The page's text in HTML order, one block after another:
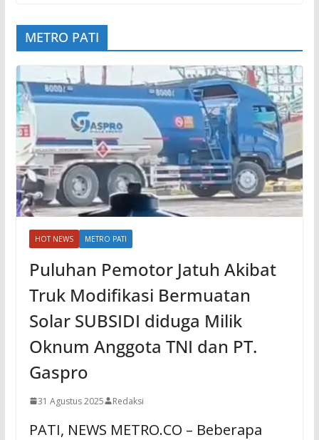
METRO PATI
HOT NEWS METRO PATI
Puluhan Pemotor Jatuh Akibat
Truk Modifikasi Bermuatan
Solar SUBSIDI diduga Milik
Oknum Anggota TNI dan PT.
Gaspro
31 Agustus 2025 Redaksi
PATI, NEWS METRO.CO – Beberapa